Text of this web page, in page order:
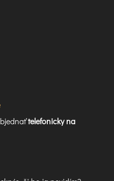
telefonicky na